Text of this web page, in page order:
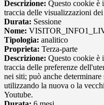
Descrizione: Questo cookie è
traccia delle visualizzazioni
Durata: Sessione
Nome:
Tipologia: analitico
Proprieta: Terza-parte
Descrizione: Questo cookie è
traccia delle preferenze
nei siti; può anche
utilizzando la nuova o la
Youtube.